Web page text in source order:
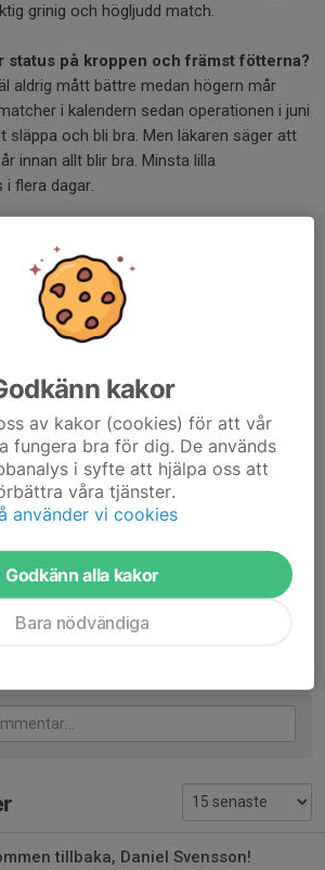
grinig och högljudd match.
status på kroppen och främst fötterna?
aldrig mått bättre medan högern mår
i kalendern sedan operationen i juni
släppa och bli bra. Men läkaren säger att
innan allt blir bra. Minsta lilla
i flera dagar.
släppt den tanken lite. Jag har jagat
matcher i kalendern hela säsongen
gång. Så nu har jag släppt det och ser
fall, är ju inte många veckor kvar till
avgör.
placering komma FBK sluta på i
tillbaka, Daniel Svensson!
kakor
av kakor (cookies) för att vår
fungera bra för dig. De används
i syfte att hjälpa oss att
våra tjänster.
använder vi cookies
Godkänn alla kakor
Bara nödvändiga